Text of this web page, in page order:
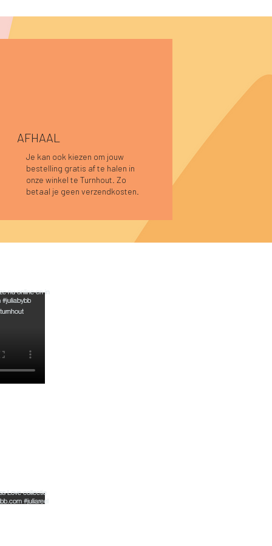
Snel overzicht
Caro blouse kaki
Prijs
€ 44,95
Snel overzicht
Lucia longsleeve roze-rood
Prijs
€ 39,95
Snel overzicht
Pauline top donkerblauw
Niet op voorraad
AFHAAL
Je kan ook kiezen om jouw
bestelling gratis af te halen in
onze winkel te Turnhout. Zo
betaal je geen verzendkosten.